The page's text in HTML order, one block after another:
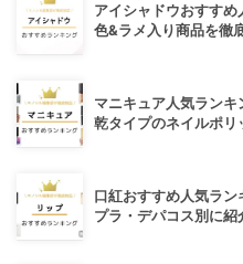
アイシャドウおすす
色&ラメ入り商品を徹
マニキュア人気ラン
乾タイプのネイルポリ
口紅おすすめ人気ラ
プラ・デパコス別に紹